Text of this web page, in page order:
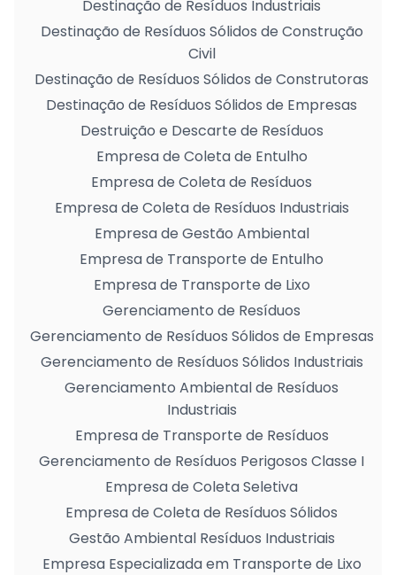
Destinação de Resíduos Industriais
Destinação de Resíduos Sólidos de Construção
Civil
Destinação de Resíduos Sólidos de Construtoras
Destinação de Resíduos Sólidos de Empresas
Destruição e Descarte de Resíduos
Empresa de Coleta de Entulho
Empresa de Coleta de Resíduos
Empresa de Coleta de Resíduos Industriais
Empresa de Gestão Ambiental
Empresa de Transporte de Entulho
Empresa de Transporte de Lixo
Gerenciamento de Resíduos
Gerenciamento de Resíduos Sólidos de Empresas
Gerenciamento de Resíduos Sólidos Industriais
Gerenciamento Ambiental de Resíduos
Industriais
Empresa de Transporte de Resíduos
Gerenciamento de Resíduos Perigosos Classe I
Empresa de Coleta Seletiva
Empresa de Coleta de Resíduos Sólidos
Gestão Ambiental Resíduos Industriais
Empresa Especializada em Transporte de Lixo